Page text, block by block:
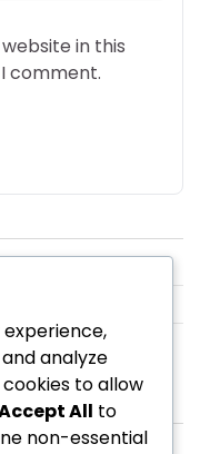
in this
comment.
analyze
to allow
All to
non-essential